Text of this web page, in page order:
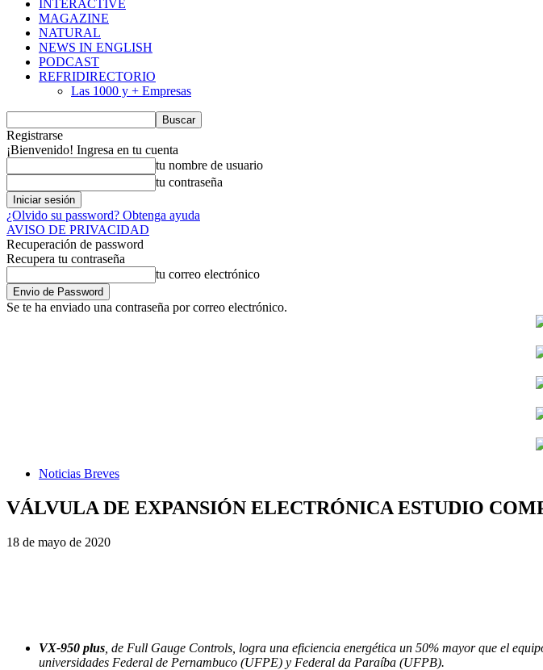
INTERACTIVE
MAGAZINE
NATURAL
NEWS IN ENGLISH
PODCAST
REFRIDIRECTORIO
Las 1000 y + Empresas
Registrarse
¡Bienvenido! Ingresa en tu cuenta
tu nombre de usuario
tu contraseña
¿Olvido su password? Obtenga ayuda
AVISO DE PRIVACIDAD
Recuperación de password
Recupera tu contraseña
tu correo electrónico
Se te ha enviado una contraseña por correo electrónico.
Noticias Breves
VÁLVULA DE EXPANSIÓN ELECTRÓNICA ESTUDIO
18 de mayo de 2020
VX-950 plus , de Full Gauge Controls, logra una eficiencia energética un 50% mayor que el
universidades Federal de Pernambuco (UFPE) y Federal da Paraíba (UFPB).